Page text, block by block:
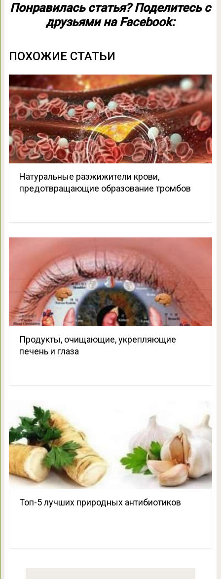
Понравилась статья? Поделитесь с
друзьями на Facebook:
ПОХОЖИЕ СТАТЬИ
Натуральные разжижители крови,
предотвращающие образование тромбов
Продукты, очищающие, укрепляющие
печень и глаза
Топ-5 лучших природных антибиотиков